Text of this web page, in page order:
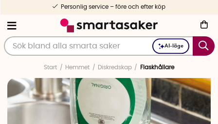
AI-läge
Personlig service – före och efter köp
Start Hemmet Diskredskap Flaskhållare